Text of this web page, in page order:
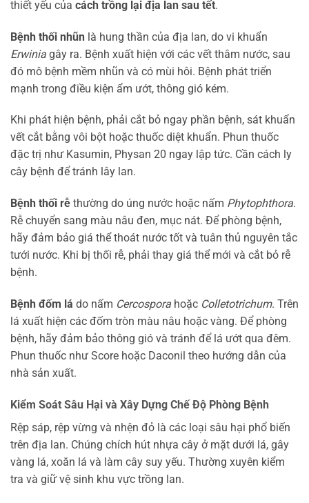
thiết yếu của cách trồng lại địa lan sau tết.
Bệnh thối nhũn là hung thần của địa lan, do vi khuẩn
Erwinia gây ra. Bệnh xuất hiện với các vết thâm nước, sau
đó mô bệnh mềm nhũn và có mùi hôi. Bệnh phát triển
mạnh trong điều kiện ẩm ướt, thông gió kém.
Khi phát hiện bệnh, phải cắt bỏ ngay phần bệnh, sát khuẩn
vết cắt bằng vôi bột hoặc thuốc diệt khuẩn. Phun thuốc
đặc trị như Kasumin, Physan 20 ngay lập tức. Cần cách ly
cây bệnh để tránh lây lan.
Bệnh thối rễ thường do úng nước hoặc nấm Phytophthora.
Rễ chuyển sang màu nâu đen, mục nát. Để phòng bệnh,
hãy đảm bảo giá thể thoát nước tốt và tuân thủ nguyên tắc
tưới nước. Khi bị thối rễ, phải thay giá thể mới và cắt bỏ rễ
bệnh.
Bệnh đốm lá do nấm Cercospora hoặc Colletotrichum. Trên
lá xuất hiện các đốm tròn màu nâu hoặc vàng. Để phòng
bệnh, hãy đảm bảo thông gió và tránh để lá ướt qua đêm.
Phun thuốc như Score hoặc Daconil theo hướng dẫn của
nhà sản xuất.
Kiểm Soát Sâu Hại và Xây Dựng Chế Độ Phòng Bệnh
Rệp sáp, rệp vừng và nhện đỏ là các loại sâu hại phổ biến
trên địa lan. Chúng chích hút nhựa cây ở mặt dưới lá, gây
vàng lá, xoăn lá và làm cây suy yếu. Thường xuyên kiểm
tra và giữ vệ sinh khu vực trồng lan.